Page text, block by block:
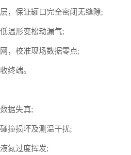
，保证罐口完全密闭无缝隙;
温形变松动漏气;
，校准现场数据零点;
终端。
据失真;
撞损坏及测温干扰;
氮过度挥发;